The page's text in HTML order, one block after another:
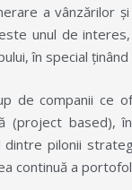
a vânzărilor
unul de
în special
de companii ce
(project based),
dintre pilonii
continuă a